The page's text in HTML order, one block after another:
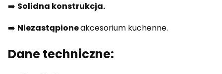
➡️ Solidna konstrukcja.
➡️ Niezastąpioneakcesorium kuchenne.
Dane techniczne: